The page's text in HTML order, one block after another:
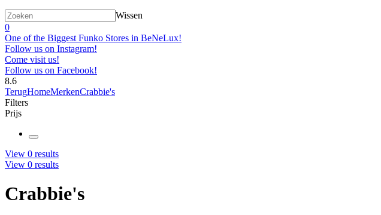
Wissen
0
One of the Biggest Funko Stores in BeNeLux!
Follow us on Instagram!
Come visit us!
Follow us on Facebook!
8.6
TerugHomeMerkenCrabbie's
Filters
Prijs
View 0 results
View 0 results
Crabbie's